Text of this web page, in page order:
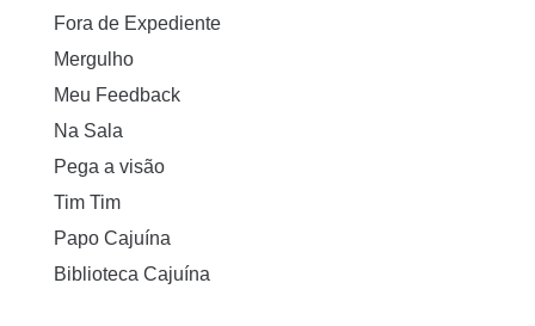
Fora de Expediente
Mergulho
Meu Feedback
Na Sala
Pega a visão
Tim Tim
Papo Cajuína
Biblioteca Cajuína